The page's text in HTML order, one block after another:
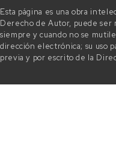
Esta página es una obra
Derecho de Autor, puede ser
siempre y cuando no se
dirección electrónica; su uso
previa y por escrito de la